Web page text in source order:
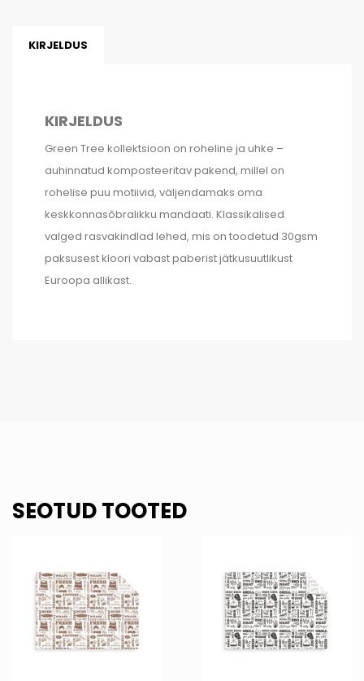
KIRJELDUS
KIRJELDUS
Green Tree kollektsioon on roheline ja uhke –
auhinnatud komposteeritav pakend, millel on
rohelise puu motiivid, väljendamaks oma
keskkonnasõbralikku mandaati. Klassikalised
valged rasvakindlad lehed, mis on toodetud 30gsm
paksusest kloori vabast paberist jätkusuutlikust
Euroopa allikast.
SEOTUD TOOTED